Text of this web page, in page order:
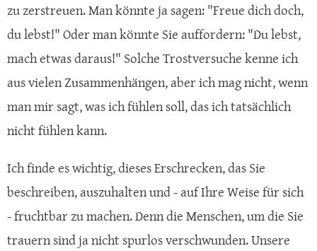
zu zerstreuen. Man könnte ja sagen: "Freue dich doch,
du lebst!" Oder man könnte Sie auffordern: "Du lebst,
mach etwas daraus!" Solche Trostversuche kenne ich
aus vielen Zusammenhängen, aber ich mag nicht, wenn
man mir sagt, was ich fühlen soll, das ich tatsächlich
nicht fühlen kann.
Ich finde es wichtig, dieses Erschrecken, das Sie
beschreiben, auszuhalten und - auf Ihre Weise für sich
- fruchtbar zu machen. Denn die Menschen, um die Sie
trauern sind ja nicht spurlos verschwunden. Unsere